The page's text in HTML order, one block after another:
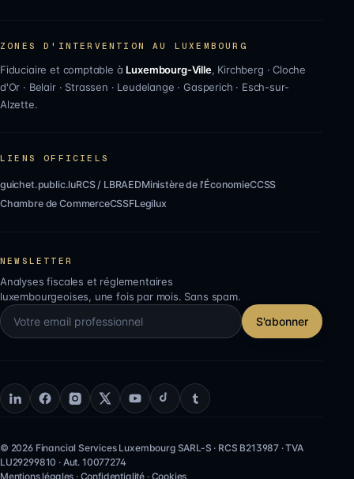
ZONES D'INTERVENTION AU LUXEMBOURG
Fiduciaire et comptable à Luxembourg-Ville, Kirchberg ·Cloche
d'Or · Belair· Strassen · Leudelange ·Gasperich · Esch-sur-
Alzette.
LIENS OFFICIELS
guichet.public.luRCS / LBRAEDMinistère de l'ÉconomieCCSS
Chambre de CommerceCSSFLegilux
NEWSLETTER
Analyses fiscales et réglementaires
luxembourgeoises, une fois par mois. Sans spam.
S'abonner
© 2026 Financial Services Luxembourg SARL-S · RCS B213987 · TVA
LU29299810 · Aut. 10077274
Mentions légales · Confidentialité · Cookies